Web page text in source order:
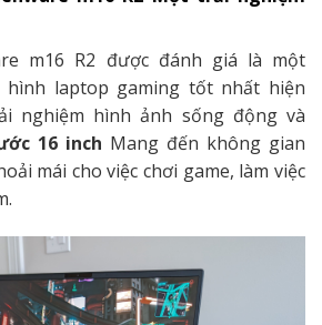
m16 R2 được đánh giá là một
laptop gaming tốt nhất hiện
nghiệm hình ảnh sống động và
16 inch Mang đến không gian
mái cho việc chơi game, làm việc